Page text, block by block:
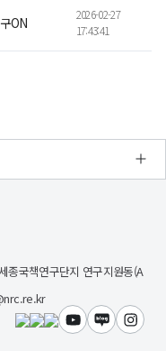
ON
2026-02-27
17:43:41
종국책연구단지 연구지원동(A
유튜브블로그인스